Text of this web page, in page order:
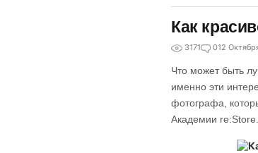
Как
3171 012
Что может быть
именно эти
фотографа,
Академии re:Store.